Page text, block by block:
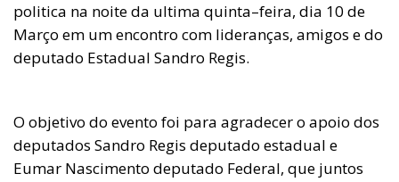
politica na noite da ultima quinta–feira, dia 10 de
Março em um encontro com lideranças, amigos e do
deputado Estadual Sandro Regis.
O objetivo do evento foi para agradecer o apoio dos
deputados Sandro Regis deputado estadual e
Eumar Nascimento deputado Federal, que juntos